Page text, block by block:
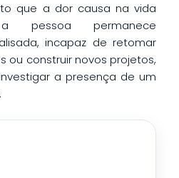
que a dor causa na vida
pessoa permanece
incapaz de retomar
ou construir novos projetos,
a presença de um